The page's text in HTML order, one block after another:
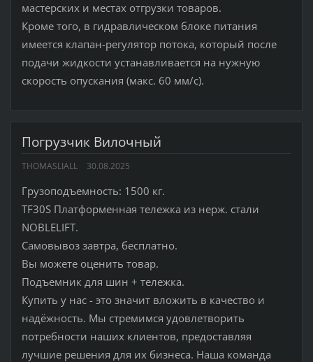
мастерских и местах отгрузки товаров.
Кроме того, в гидравлическом блоке питания
имеется клапан-регулятор потока, который после
подачи жидкости устанавливается на нужную
скорость опускания (макс. 60 мм/с).
Погрузчик Вилочный
THOMASLIALL 30.08.2025
Грузоподъемность: 1500 кг.
TF30S Платформенная тележка из нерж. стали
NOBLELIFT.
Самовывоз завтра, бесплатно.
Вы можете оценить товар.
Подъемник для шин + тележка.
Купить у нас - это значит вложить в качество и
надёжность. Мы стремимся удовлетворить
потребности наших клиентов, предоставляя
лучшие решения для их бизнеса. Наша команда